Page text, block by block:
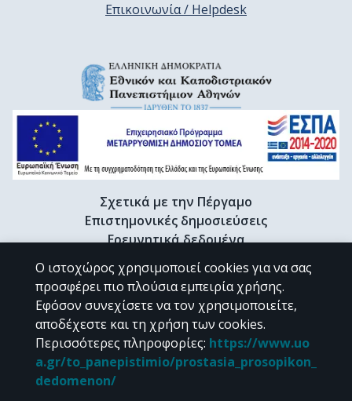
Επικοινωνία / Helpdesk
Σχετικά με την Πέργαμο
Επιστημονικές δημοσιεύσεις
Ερευνητικά δεδομένα
Διδακτορικές διατριβές & Γκρίζα βιβλιογραφία
Προφίλ Ερευνητή
CC BY-NC 4.0
Εκτός αν αναφέρεται διαφορετικά, το υλικό της "Περγάμου" διατίθεται
Ο ιστοχώρος χρησιμοποιεί cookies για να σας
προσφέρει πιο πλούσια εμπειρία χρήσης.
Εφόσον συνεχίσετε να τον χρησιμοποιείτε,
αποδέχεστε και τη χρήση των cookies.
Περισσότερες πληροφορίες: https://www.uo
a.gr/to_panepistimio/prostasia_prosopikon_
dedomenon/